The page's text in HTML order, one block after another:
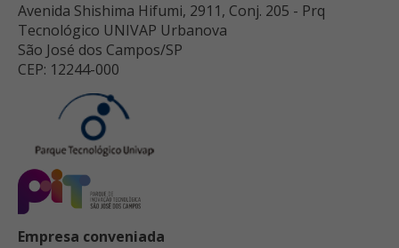
Avenida Shishima Hifumi, 2911, Conj. 205 - Prq
Tecnológico UNIVAP Urbanova
São José dos Campos/SP
CEP: 12244-000
Empresa conveniada